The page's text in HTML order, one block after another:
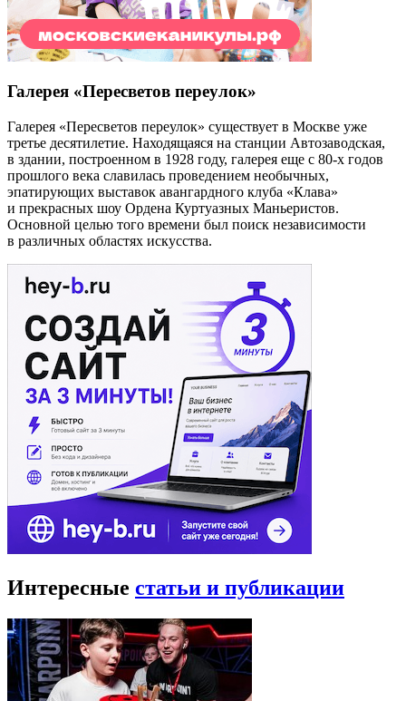
Галерея «Пересветов переулок»
Галерея «Пересветов переулок» существует в Москве уже
третье десятилетие. Находящаяся на станции Автозаводская,
в здании, построенном в 1928 году, галерея еще с 80-х годов
прошлого века славилась проведением необычных,
эпатирующих выставок авангардного клуба «Клава»
и прекрасных шоу Ордена Куртуазных Маньеристов.
Основной целью того времени был поиск независимости
в различных областях искусства.
Интересные статьи и публикации